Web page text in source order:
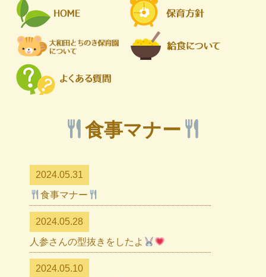
食事マナー
2024.05.31
食事マナー
2024.05.28
人参さんの型抜きをしたよ
2024.05.10